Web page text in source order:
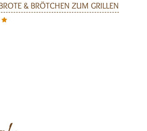
& BRÖTCHEN ZUM GRILLEN